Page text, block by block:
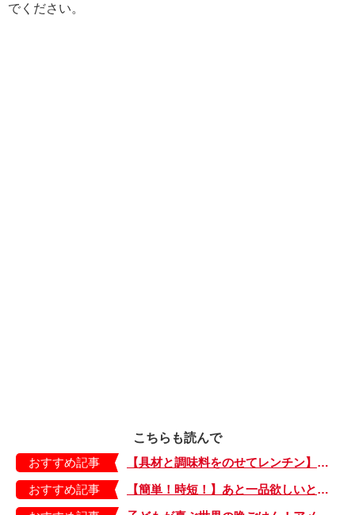
でください。
こちらも読んで
おすすめ記事
【具材と調味料をのせてレンチン】ケチャップ×バターの王道味！「うどんナポリタン」のできあがり♪
おすすめ記事
【簡単！時短！】あと一品欲しいときにおすすめの「卵とレタスの炒めもの」のレシピ